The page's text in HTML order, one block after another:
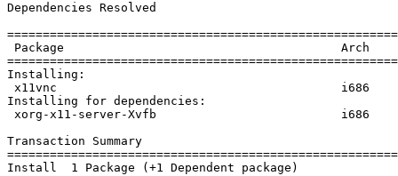
Dependencies Resolved
Package                                       Arch
Installing:
x11vnc                                        i686
Installing for dependencies:
xorg-x11-server-Xvfb
Transaction Summary
Install  1 Package (+1 Dependent package)